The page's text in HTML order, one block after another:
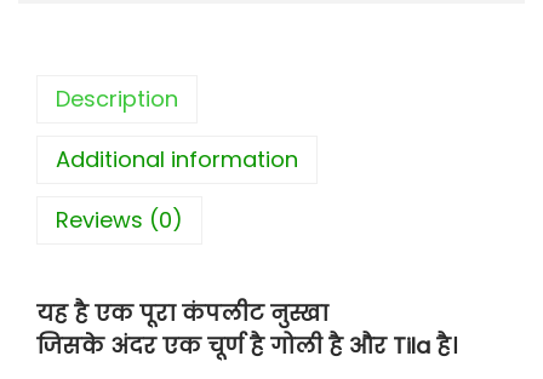
Description
Additional information
Reviews (0)
यह है एक पूरा कंपलीट नुस्खा
जिसके अंदर एक चूर्ण है गोली है और Tila है।